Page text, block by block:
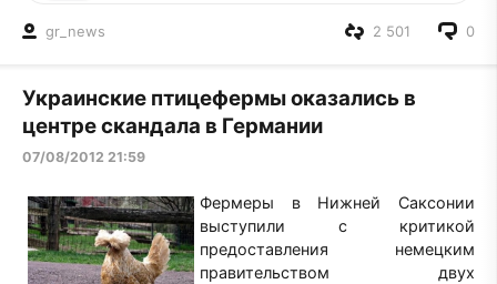
gr_news 0
2 501
Украинские птицефермы оказались в
центре скандала в Германии
07/08/2012 21:59
Фермеры в Нижней Саксонии
выступили с критикой
предоставления немецким
правительством двух